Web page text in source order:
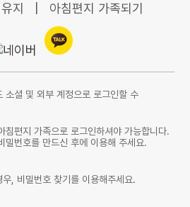
지 아침편지 가족되기
소셜 및 외부 계정으로 로그인할 수
침편지 가족으로 로그인하셔야 가능합니다.
밀번호를 만드신 후에 이용해 주세요.
, 비밀번호 찾기를 이용해주세요.